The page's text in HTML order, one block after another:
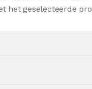
het geselecteerde